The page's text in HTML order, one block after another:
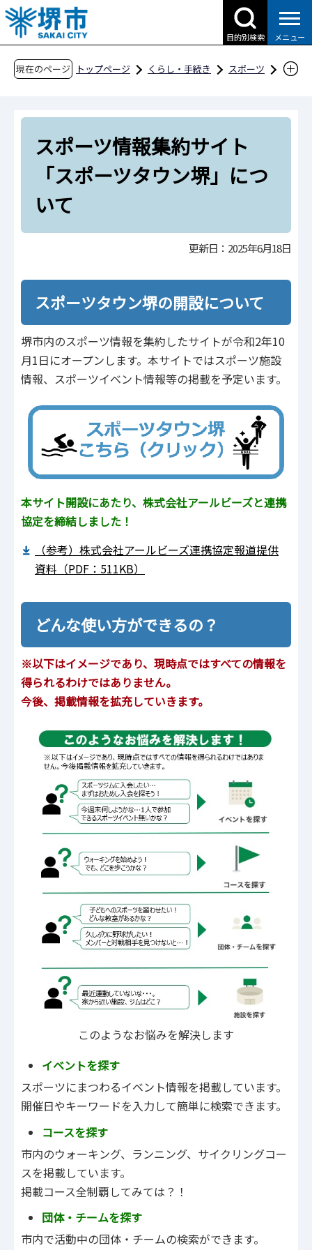
こ
の
ペ
目的別検索 メニュー
現在のページ トップページ くらし・手続き
スポーツ
スポーツ情報集約サイト「スポーツタウン堺」
について
スポーツ情報集約サイト
「スポーツタウン堺」につ
いて
更新日：2025年6月18日
スポーツタウン堺の開設について
堺市内のスポーツ情報を集約したサイトが令和2年10
月1日にオープンします。本サイトではスポーツ施設
情報、スポーツイベント情報等の掲載を予定います。
本サイト開設にあたり、株式会社アールビーズと連携
協定を締結しました！
（参考）株式会社アールビーズ連携協定報道提供
資料（PDF：511KB）
どんな使い方ができるの？
※以下はイメージであり、現時点ではすべての情報を
得られるわけではありません。
今後、掲載情報を拡充していきます。
このようなお悩みを解決します
イベントを探す
スポーツにまつわるイベント情報を掲載しています。
開催日やキーワードを入力して簡単に検索できます。
コースを探す
市内のウォーキング、ランニング、サイクリングコー
スを掲載しています。
掲載コース全制覇してみては？！
団体・チームを探す
市内で活動中の団体・チームの検索ができます。